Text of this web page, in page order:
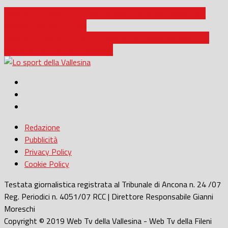
Redazione
Pubblicità
Privacy Policy
Cookie Policy
Testata giornalistica registrata al Tribunale di Ancona n. 24 /07
Reg. Periodici n. 4051/07 RCC | Direttore Responsabile Gianni
Moreschi
Copyright © 2019 Web Tv della Vallesina - Web Tv della Fileni